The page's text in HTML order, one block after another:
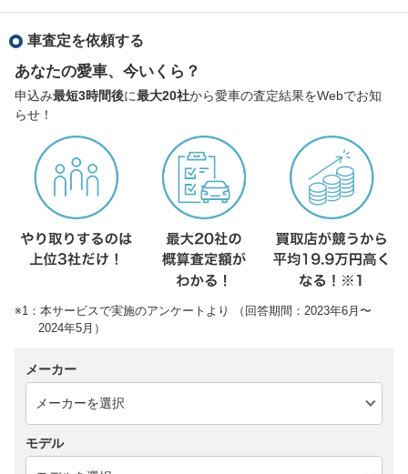
車査定を依頼する
あなたの愛車、今いくら？
申込み最短3時間後に最大20社から愛車の査定結果をWebでお知
らせ！
※1：本サービスで実施のアンケートより （回答期間：2023年6月〜
2024年5月）
メーカー
モデル